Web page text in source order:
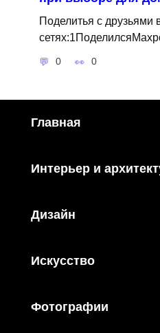
Поделитья с друзьями
0 0
Главная
Интерьер и
Дизайн
Искусство
Фотографии